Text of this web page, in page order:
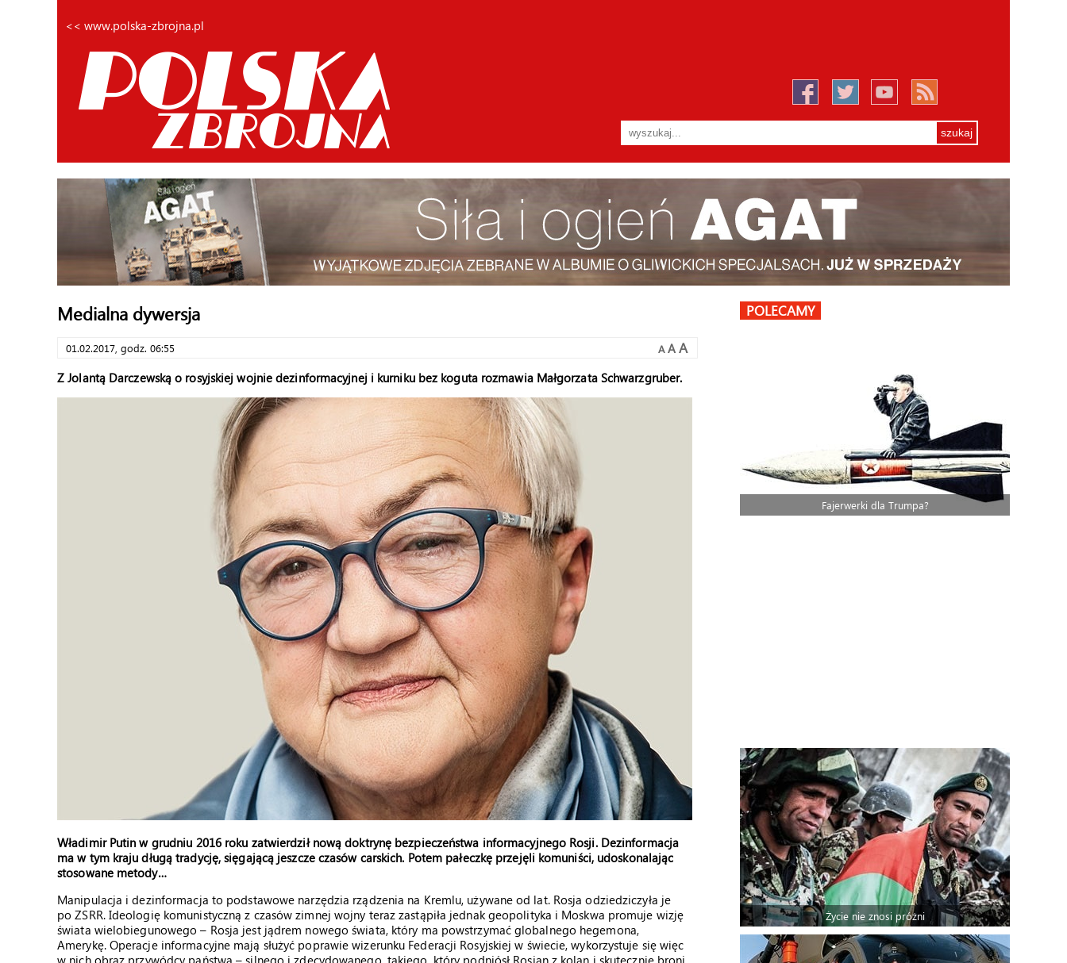
<< www.polska-zbrojna.pl
Medialna dywersja
01.02.2017, godz. 06:55 A A A
Z Jolantą Darczewską o rosyjskiej wojnie dezinformacyjnej i kurniku bez koguta rozmawia Małgorzata Schwarzgruber.
Władimir Putin w grudniu 2016 roku zatwierdził nową doktrynę bezpieczeństwa informacyjnego Rosji. Dezinformacja
ma w tym kraju długą tradycję, sięgającą jeszcze czasów carskich. Potem pałeczkę przejęli komuniści, udoskonalając
stosowane metody…
Manipulacja i dezinformacja to podstawowe narzędzia rządzenia na Kremlu, używane od lat. Rosja odziedziczyła je
po ZSRR. Ideologię komunistyczną z czasów zimnej wojny teraz zastąpiła jednak geopolityka i Moskwa promuje wizję
świata wielobiegunowego – Rosja jest jądrem nowego świata, który ma powstrzymać globalnego hegemona,
Amerykę. Operacje informacyjne mają służyć poprawie wizerunku Federacji Rosyjskiej w świecie, wykorzystuje się więc
w nich obraz przywódcy państwa – silnego i zdecydowanego, takiego, który podniósł Rosjan z kolan i skutecznie broni
POLECAMY
Fajerwerki dla Trumpa?
Życie nie znosi próżni